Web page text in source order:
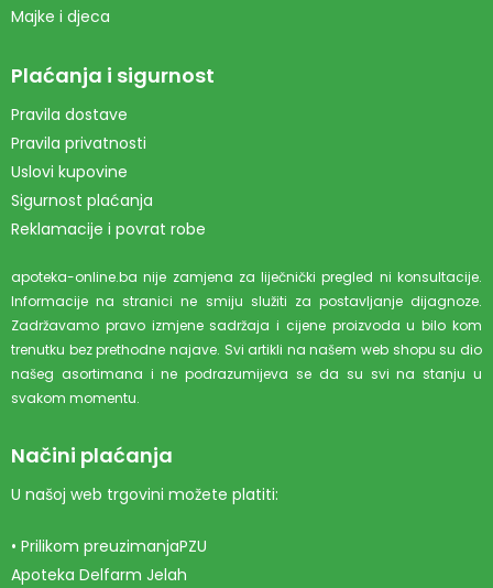
Majke i djeca
Plaćanja i sigurnost
Pravila dostave
Pravila privatnosti
Uslovi kupovine
Sigurnost plaćanja
Reklamacije i povrat robe
apoteka-online.ba nije zamjena za liječnički pregled ni konsultacije.
Informacije na stranici ne smiju služiti za postavljanje dijagnoze.
Zadržavamo pravo izmjene sadržaja i cijene proizvoda u bilo kom
trenutku bez prethodne najave. Svi artikli na našem web shopu su dio
našeg asortimana i ne podrazumijeva se da su svi na stanju u
svakom momentu.
Načini plaćanja
U našoj web trgovini možete platiti:
• Prilikom preuzimanjaPZU
Apoteka Delfarm Jelah